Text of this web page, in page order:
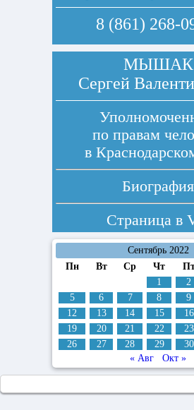
8 (861) 268-
МЫШАК
Сергей
по правам
в
Биография
Страница в
Сентябрь 2022
Пн
Вт Ср Чт
1
2
5
6 7 8 9
12
13 14 15 16
19
20 21 22 23
26
27 28 29
30
« Авг
Окт »